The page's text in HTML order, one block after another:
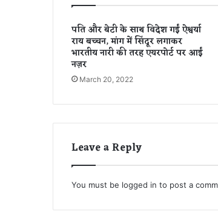
जों
एं
टी
बॉ
डी
म
बू
.
.
पति और बेटी के साथ विदेश गईं ऐश्वर्या
राय बच्चन, मांग में सिंदूर लगाकर
भारतीय नारी की तरह एयरपोर्ट पर आईं
नज़र
March 20, 2022
Leave a Reply
You must be logged in to post a